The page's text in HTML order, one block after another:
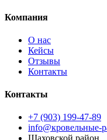
Компания
О нас
Кейсы
Отзывы
Контакты
Контакты
+7 (903) 199-47-89
info@кровельные-